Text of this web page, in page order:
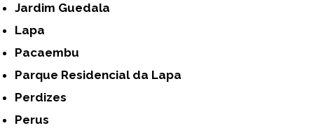
Jardim Guedala
Lapa
Pacaembu
Parque Residencial da Lapa
Perdizes
Perus